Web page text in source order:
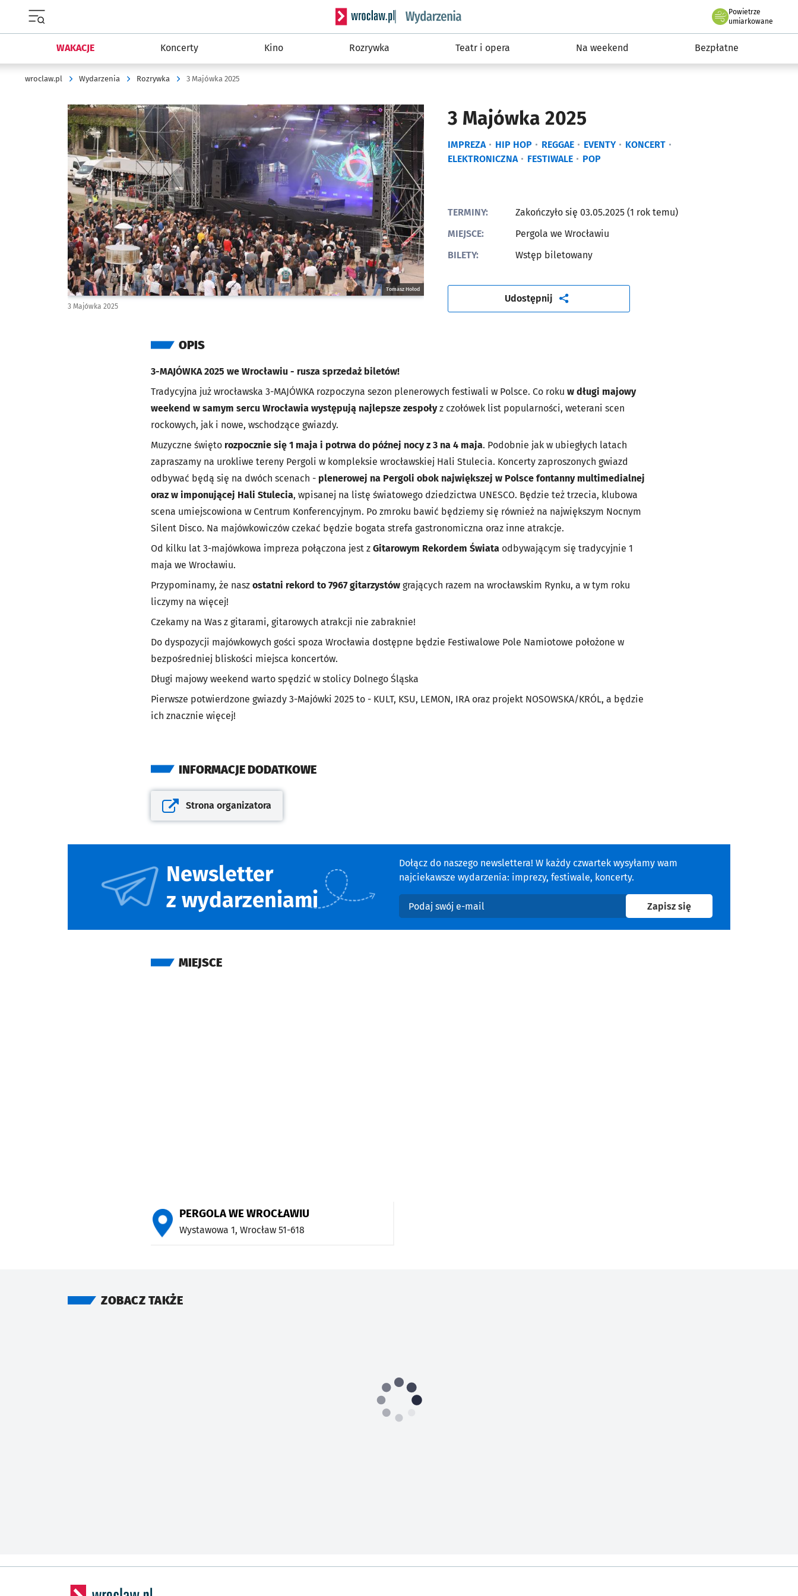
Serwis informacyjny wroclaw.pl podserwis: Wydarzenia
Powietrze
we Wrocławiu
umiarkowane
WAKACJE Koncerty Kino Rozrywka Teatr i opera Na weekend Bezpłatne
wroclaw.pl Wydarzenia Rozrywka 3 Majówka 2025
3 Majówka 2025
IMPREZA HIP HOP REGGAE EVENTY
KONCERT
ELEKTRONICZNA
FESTIWALE POP
Kliknij, aby powiększyć
Tomasz Hołod
3 Majówka 2025
TERMINY:
Zakończyło się 03.05.2025 (1 rok temu)
MIEJSCE:
Pergola we Wrocławiu
BILETY:
Wstęp biletowany
Udostępnijartykuł
OPIS
3-MAJÓWKA 2025 we Wrocławiu - rusza sprzedaż biletów!
Tradycyjna już wrocławska 3-MAJÓWKA rozpoczyna sezon plenerowych festiwali w Polsce. Co roku w długi majowy
weekend w samym sercu Wrocławia występują najlepsze zespołyz czołówek list popularności, weterani scen
rockowych, jak i nowe, wschodzące gwiazdy.
Muzyczne święto rozpocznie się 1 maja i potrwa do późnej nocy z 3 na 4 maja. Podobnie jak w ubiegłych latach
zapraszamy na urokliwe tereny Pergoli w kompleksie wrocławskiej Hali Stulecia. Koncerty zaproszonych gwiazd
odbywać będą się na dwóch scenach - plenerowej na Pergoli obok największej w Polsce fontanny multimedialnej
oraz w imponującej Hali Stulecia, wpisanej na listę światowego dziedzictwa UNESCO. Będzie też trzecia, klubowa
scena umiejscowiona w Centrum Konferencyjnym. Po zmroku bawić będziemy się również na największym Nocnym
Silent Disco. Na majówkowiczów czekać będzie bogata strefa gastronomiczna oraz inne atrakcje.
Od kilku lat 3-majówkowa impreza połączona jest z Gitarowym Rekordem Świata odbywającym się tradycyjnie 1
maja we Wrocławiu.
Przypominamy, że nasz ostatni rekord to 7967 gitarzystów grających razem na wrocławskim Rynku, a w tym roku
liczymy na więcej!
Czekamy na Was z gitarami, gitarowych atrakcji nie zabraknie!
Do dyspozycji majówkowych gości spoza Wrocławia dostępne będzie Festiwalowe Pole Namiotowe położone w
bezpośredniej bliskości miejsca koncertów.
Długi majowy weekend warto spędzić w stolicy Dolnego Śląska
Pierwsze potwierdzone gwiazdy 3-Majówki 2025 to - KULT, KSU, LEMON, IRA oraz projekt NOSOWSKA/KRÓL, a będzie
ich znacznie więcej!
INFORMACJE DODATKOWE
Otwiera się w nowej karcie
Strona organizatora
Newsletter
z wydarzeniami
Dołącz do naszego newslettera! W każdy czwartek wysyłamy wam
najciekawsze wydarzenia: imprezy, festiwale, koncerty.
Podaj swój e-mail
Zapisz sięna newsletter
MIEJSCE
PERGOLA WE WROCŁAWIU
Wystawowa 1, Wrocław 51-618
ZOBACZ TAKŻE